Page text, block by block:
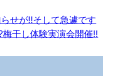
せが!!そして急遽です
干し体験実演会開催!!